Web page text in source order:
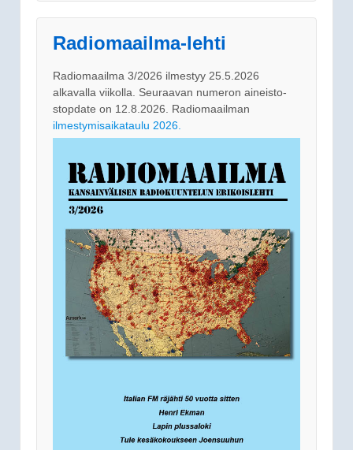
Radiomaailma-lehti
Radiomaailma 3/2026 ilmestyy 25.5.2026
alkavalla viikolla. Seuraavan numeron aineisto-
stopdate on 12.8.2026. Radiomaailman
ilmestymisaikataulu 2026.